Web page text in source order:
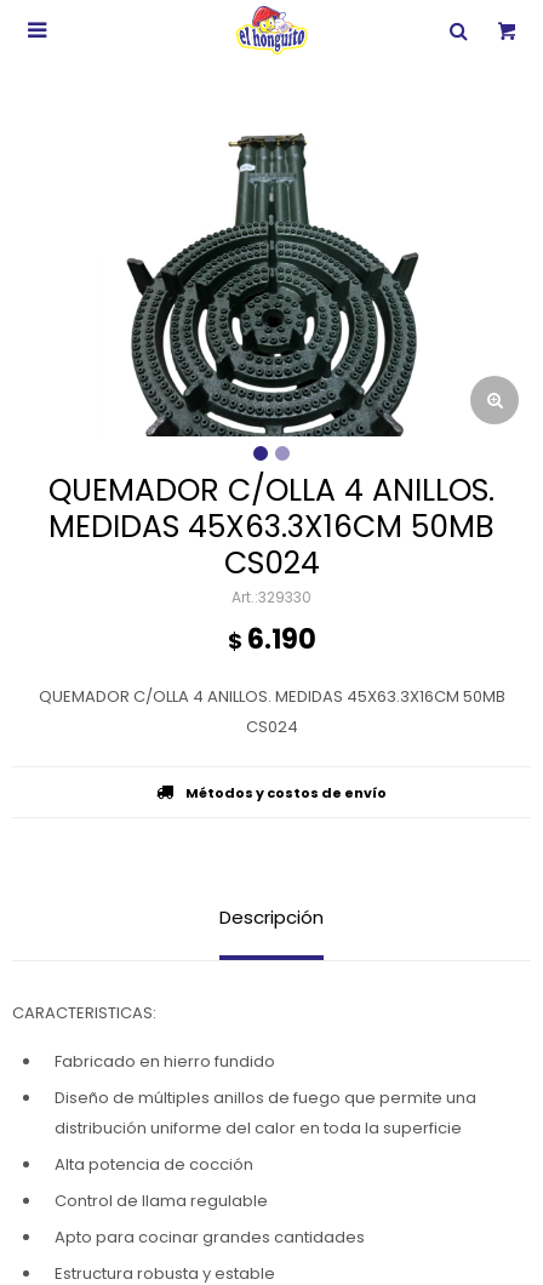

QUEMADOR C/OLLA 4 ANILLOS.
MEDIDAS 45X63.3X16CM 50MB
CS024
329330
$ 6.190
QUEMADOR C/OLLA 4 ANILLOS. MEDIDAS 45X63.3X16CM 50MB
CS024
Métodos y costos de envío
Descripción
CARACTERISTICAS:
Fabricado en hierro fundido
Diseño de múltiples anillos de fuego que permite una
distribución uniforme del calor en toda la superficie
Alta potencia de cocción
Control de llama regulable
Apto para cocinar grandes cantidades
Estructura robusta y estable